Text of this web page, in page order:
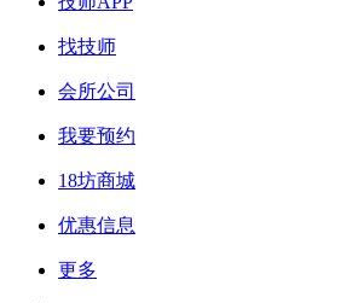
找技师
会所公司
我要预约
18坊商城
优惠信息
更多